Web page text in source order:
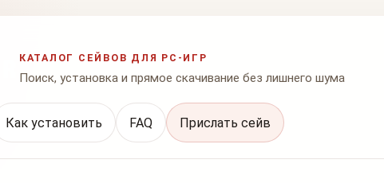
КАТАЛОГ СЕЙВОВ ДЛЯ PC-ИГР
Поиск, установка и прямое скачивание без лишнего шума
Как установить FAQ Прислать сейв